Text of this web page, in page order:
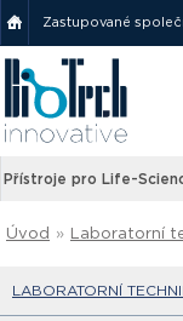
Zastupované
Přístroje pro Life-
Úvod » Laboratorní
LABORATORNÍ